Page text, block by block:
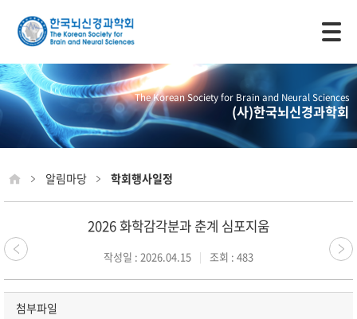
The Korean Society for Brain and Neural Sciences
(사)한국뇌신경과학회
알림마당 학회행사일정
2026 화학감각분과 춘계 심포지움
작성일 : 2026.04.15 조회 : 483
첨부파일